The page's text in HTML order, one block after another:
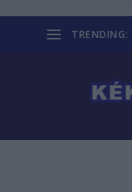
TRENDING: